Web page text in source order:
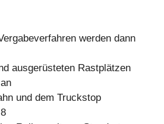
werden dann
ausgerüsteten Rastplätzen
und dem Truckstop